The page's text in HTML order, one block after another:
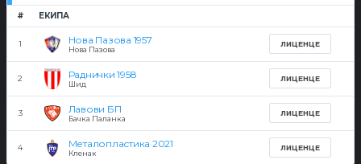
# ЕКИПА
1 Нова Пазова 1957
Нова Пазова
ЛИЦЕНЦЕ
2 Раднички 1958
Шид
ЛИЦЕНЦЕ
3 Лавови БП
Бачка Паланка
ЛИЦЕНЦЕ
4 Металопластика 2021
Кленак
ЛИЦЕНЦЕ